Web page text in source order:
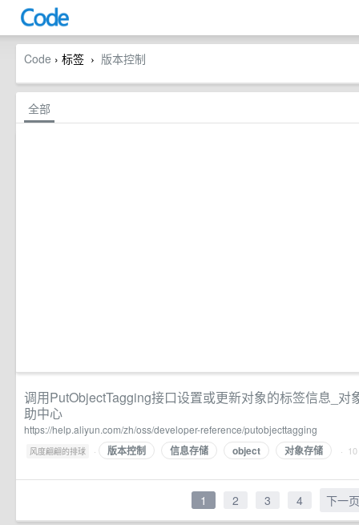
Code › 标签 › 版本控制
全部
调用PutObjectTagging接口设置或更新对象的标签信息_对
助中心
https://help.aliyun.com/zh/oss/developer-reference/putobjecttagging
风度翩翩的排球 · 版本控制 信息存储 object 对象存储 ·
1 2 3 4 下一页